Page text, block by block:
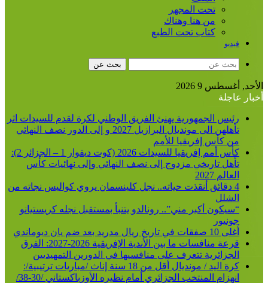
تحت المجهر
من هنا وهناك
كتاب تحت الطبع
فيديو
بحث عن
أغسطس 9 2026
عاجلة
رئيس الجمهورية يهنئ الفريق الوطني لكرة لقدم للسيدات اثر
تأهلهن الى مونديال البرازيل 2027 و إلى الدور نصف النهائي
من كأس إفريقيا للأمم
كأس أمم إفريقيا للسيدات 2026 (كوت ديفوار 1 – الجزائر 2):
تأهل تاريخي مزدوج إلى نصف النهائي وإلى نهائيات كأس
العالم 2027
4 دقائق أنقذت حياته.. نجل كلينسمان يروي كواليس نجاته من
الشلل
“سيكون أكبر مني”.. رونالدو يتنبأ بمستقبل نجله كريستيانو
جونيور
أغلى 10 صفقات في تاريخ ريال مدريد بعد ضم يان ديوماندي
قرعة منافسات ما بين الأندية الإفريقية 2026-2027: الفرق
الجزائرية تتعرف على منافسيها في الدورين التمهيديين
كرة اليد / مونديال أقل من 18 سنة إناث /مباريات ترتيبية/:
انهزام المنتخب الجزائري أمام نظيره الأوزباكستاني /30-38/